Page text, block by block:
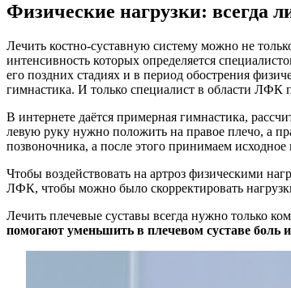
Физические нагрузки: всегда
Лечить костно-суставную систему можно не
интенсивность которых определяется
его поздних стадиях и в период обострения
гимнастика. И только специалист в области ЛФК
В интернете даётся примерная гимнастика,
левую руку нужно положить на правое плечо, а
позвоночника, а после этого принимаем
Чтобы воздействовать на артроз физическими
ЛФК, чтобы можно было скорректировать
Лечить плечевые суставы всегда нужно только
помогают уменьшить в плечевом суставе боль